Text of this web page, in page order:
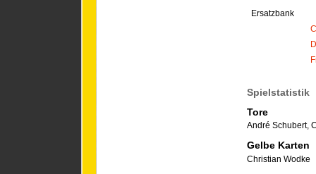
Ersatzbank
Spielstatistik
Tore
André Schubert,
Gelbe Karten
Christian Wodke